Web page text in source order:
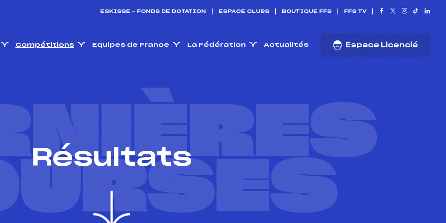
ESKISSE – FONDS DE DOTATION ESPACE CLUBS BOUTIQUE FFS FFS TV
Compétitions Equipes de France La Fédération Actualités Espace Licencié
Résultats